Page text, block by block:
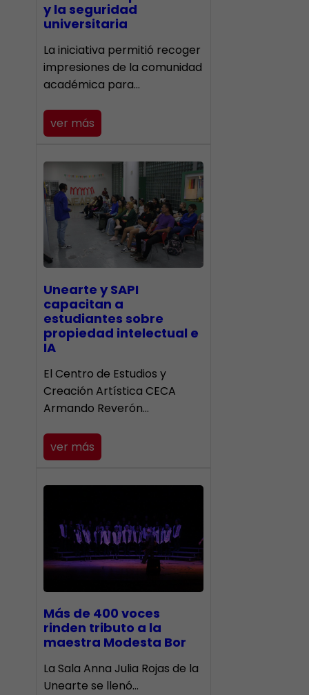
y la seguridad
universitaria
La iniciativa permitió recoger
impresiones de la comunidad
académica para…
ver más
Unearte y SAPI
capacitan a
estudiantes sobre
propiedad intelectual e
IA
El Centro de Estudios y
Creación Artística CECA
Armando Reverón…
ver más
Más de 400 voces
rinden tributo a la
maestra Modesta Bor
​La Sala Anna Julia Rojas de la
Unearte se llenó…